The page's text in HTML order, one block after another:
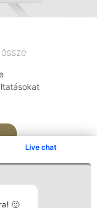
Live chat
🙂